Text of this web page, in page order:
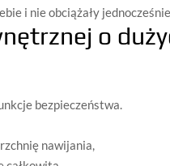
i nie obciążały
o
bezpieczeństwa.
nawijania,